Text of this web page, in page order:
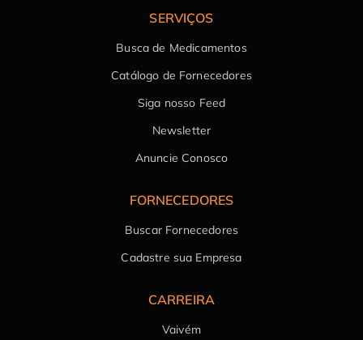
SERVIÇOS
Busca de Medicamentos
Catálogo de Fornecedores
Siga nosso Feed
Newsletter
Anuncie Conosco
FORNECEDORES
Buscar Fornecedores
Cadastre sua Empresa
CARREIRA
Vaivém